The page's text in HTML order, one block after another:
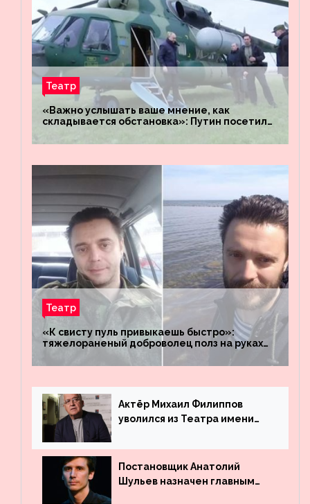
Театр
«Важно услышать ваше мнение, как
складывается обстановка»: Путин посетил
«Восток»
Театр
«К свисту пуль привыкаешь быстро»:
тяжелораненый доброволец полз на руках
четыре километра через заминированное
поле
Актёр Михаил Филиппов
уволился из Театра имени
Постановщик Анатолий
Шульев назначен главным